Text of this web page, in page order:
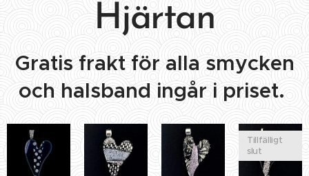
Hjärtan
Gratis frakt för alla smycken
och halsband ingår i priset.
Tillfälligt
slut